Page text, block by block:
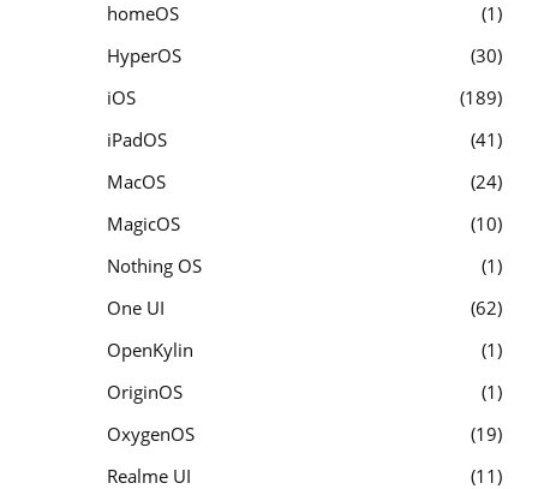
homeOS
1
HyperOS
30
iOS
189
iPadOS
41
MacOS
24
MagicOS
10
Nothing OS
1
One UI
62
OpenKylin
1
OriginOS
1
OxygenOS
19
Realme UI
11